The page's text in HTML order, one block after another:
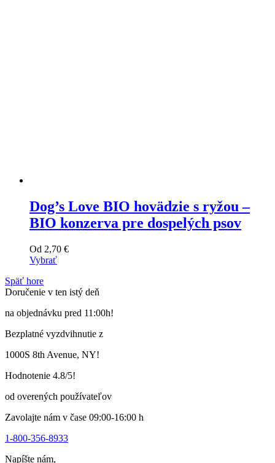
Dog’s Love BIO hovädzie s ryžou –
BIO konzerva pre dospelých psov
Od 2,70 €
Vybrať
výrobok
má
variantov.
si
vybrať
stránke
produktu
Späť hore
Doručenie v ten istý deň
na objednávku pred 11:00h!
Bezplatné vyzdvihnutie z
1000S 8th Avenue, NY!
Hodnotenie 4.8/5!
od overených používateľov
Zavolajte nám v čase 09:00-16:00 h
1-800-356-8933
Napíšte nám,